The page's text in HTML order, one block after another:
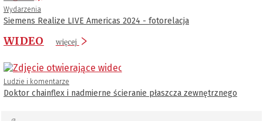
Wydarzenia
Siemens Realize LIVE Americas 2024 - fotorelacja
WIDEO więcej
Ludzie i komentarze
Doktor chainflex i nadmierne ścieranie płaszcza zewnętrznego